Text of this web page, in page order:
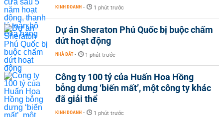
KINH DOANH - 1 phút trước
Dự án Sheraton Phú Quốc bị buộc chấm
dứt hoạt động
NHÀ ĐẤT - 1 phút trước
Công ty 100 tỷ của Huấn Hoa Hồng
bỗng dưng ‘biến mất’, một công ty khác
đã giải thể
KINH DOANH - 1 phút trước